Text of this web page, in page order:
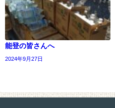
能登の皆さんへ
2024年9月27日